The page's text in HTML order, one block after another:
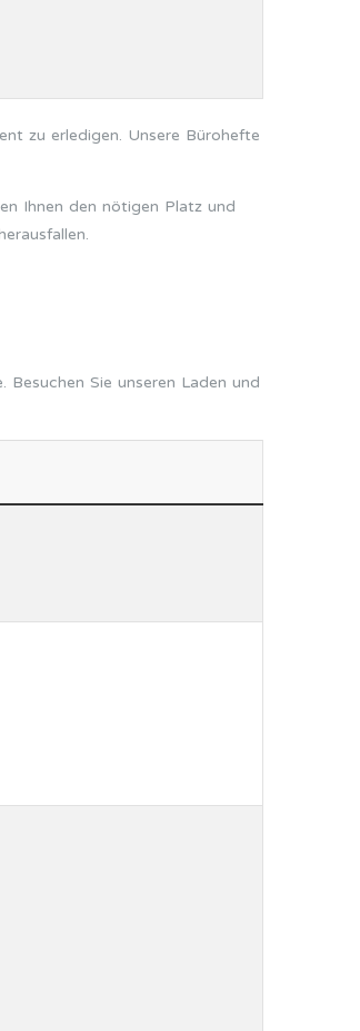
zu erledigen. Unsere Bürohefte
Ihnen den nötigen Platz und
Sie unseren Laden und